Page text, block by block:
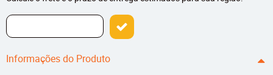
Informações do Produto